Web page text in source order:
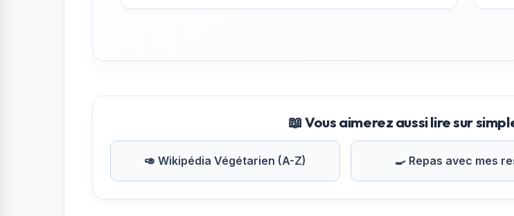
📖 Vous aimerez aussi lire sur
🥑 Wikipédia Végétarien (A-Z) 🍳 Repas avec mes